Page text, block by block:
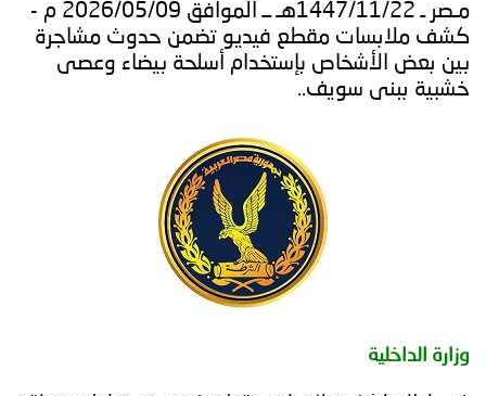
المجلس
مؤتمرات
و
جهود
الأمانة
مـصر ـ 1447/11/22هـ ــ الموافق 2026/05/09 م -
ملابسات مقطع فيديو تضمن حدوث مشاجرة
بعض الأشخاص بإستخدام أسلحة بيضاء وعصى
ببنى سويف..
الداخلية